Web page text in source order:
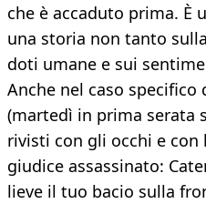
che è accaduto prima. È
una storia non tanto
doti umane e sui
Anche nel caso specifico
(martedì in prima serata
rivisti con gli occhi e
giudice assassinato:
lieve il tuo bacio sulla